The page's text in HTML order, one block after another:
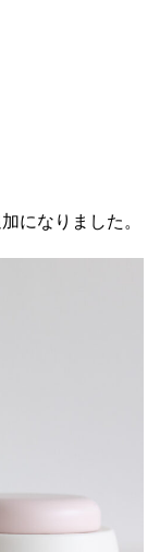
になりました。